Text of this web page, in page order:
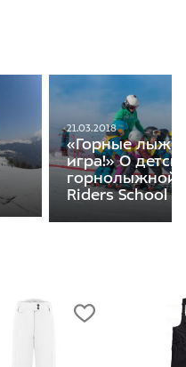
21.03.2018
«Горные лыжи
игра!» О
горнолыжной
Riders School